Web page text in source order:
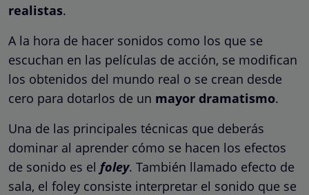
realistas.
A la hora de hacer sonidos como los que se
escuchan en las películas de acción, se modifican
los obtenidos del mundo real o se crean desde
cero para dotarlos de un mayor dramatismo.
Una de las principales técnicas que deberás
dominar al aprender cómo se hacen los efectos
de sonido es el foley. También llamado efecto de
sala, el foley consiste interpretar el sonido que se